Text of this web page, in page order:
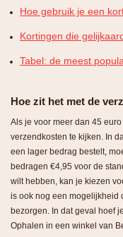
Hoe gebruik je een
Kortingen die
Tabel: de meest
Hoe zit het met de
Als je voor meer dan 45
verzendkosten te kijken. In
een lager bedrag bestelt,
bedragen €4,95 voor de
wilt hebben, kan je kiezen
is ook nog een mogelijkheid
bezorgen. In dat geval hoef
Ophalen in een winkel van